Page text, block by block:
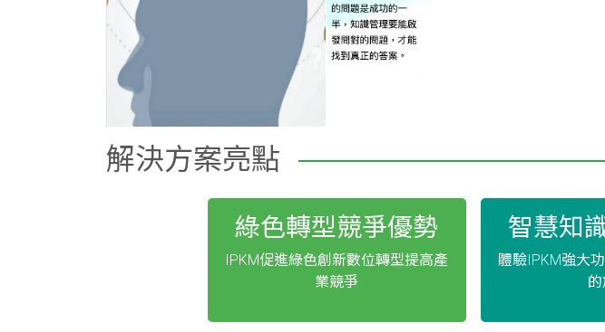
解決方案亮點
綠色轉型競爭優勢
IPKM促進綠色創新數位轉型提高產
業競爭
智慧知
體驗IPKM強大